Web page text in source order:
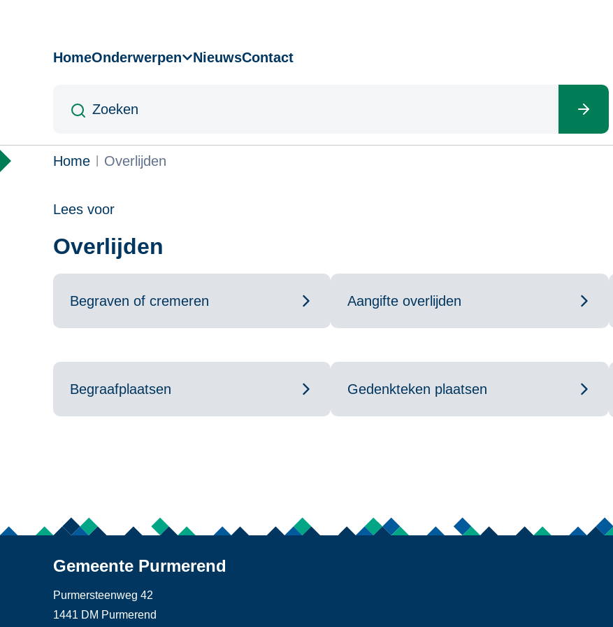
Hoofdnavigatie
HomeOnderwerpen NieuwsContact
Kruimelpad
Home Overlijden
Lees voor
Overlijden
Begraven of cremeren Aangifte overlijden
Begraafplaatsen Gedenkteken plaatsen
Gemeente Purmerend
Purmersteenweg 42
1441 DM Purmerend